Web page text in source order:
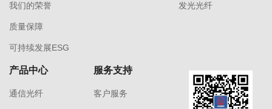
我们的荣誉
质量保障
可持续发展ESG
发光光纤
产品中心
通信光纤
服务支持
客户服务